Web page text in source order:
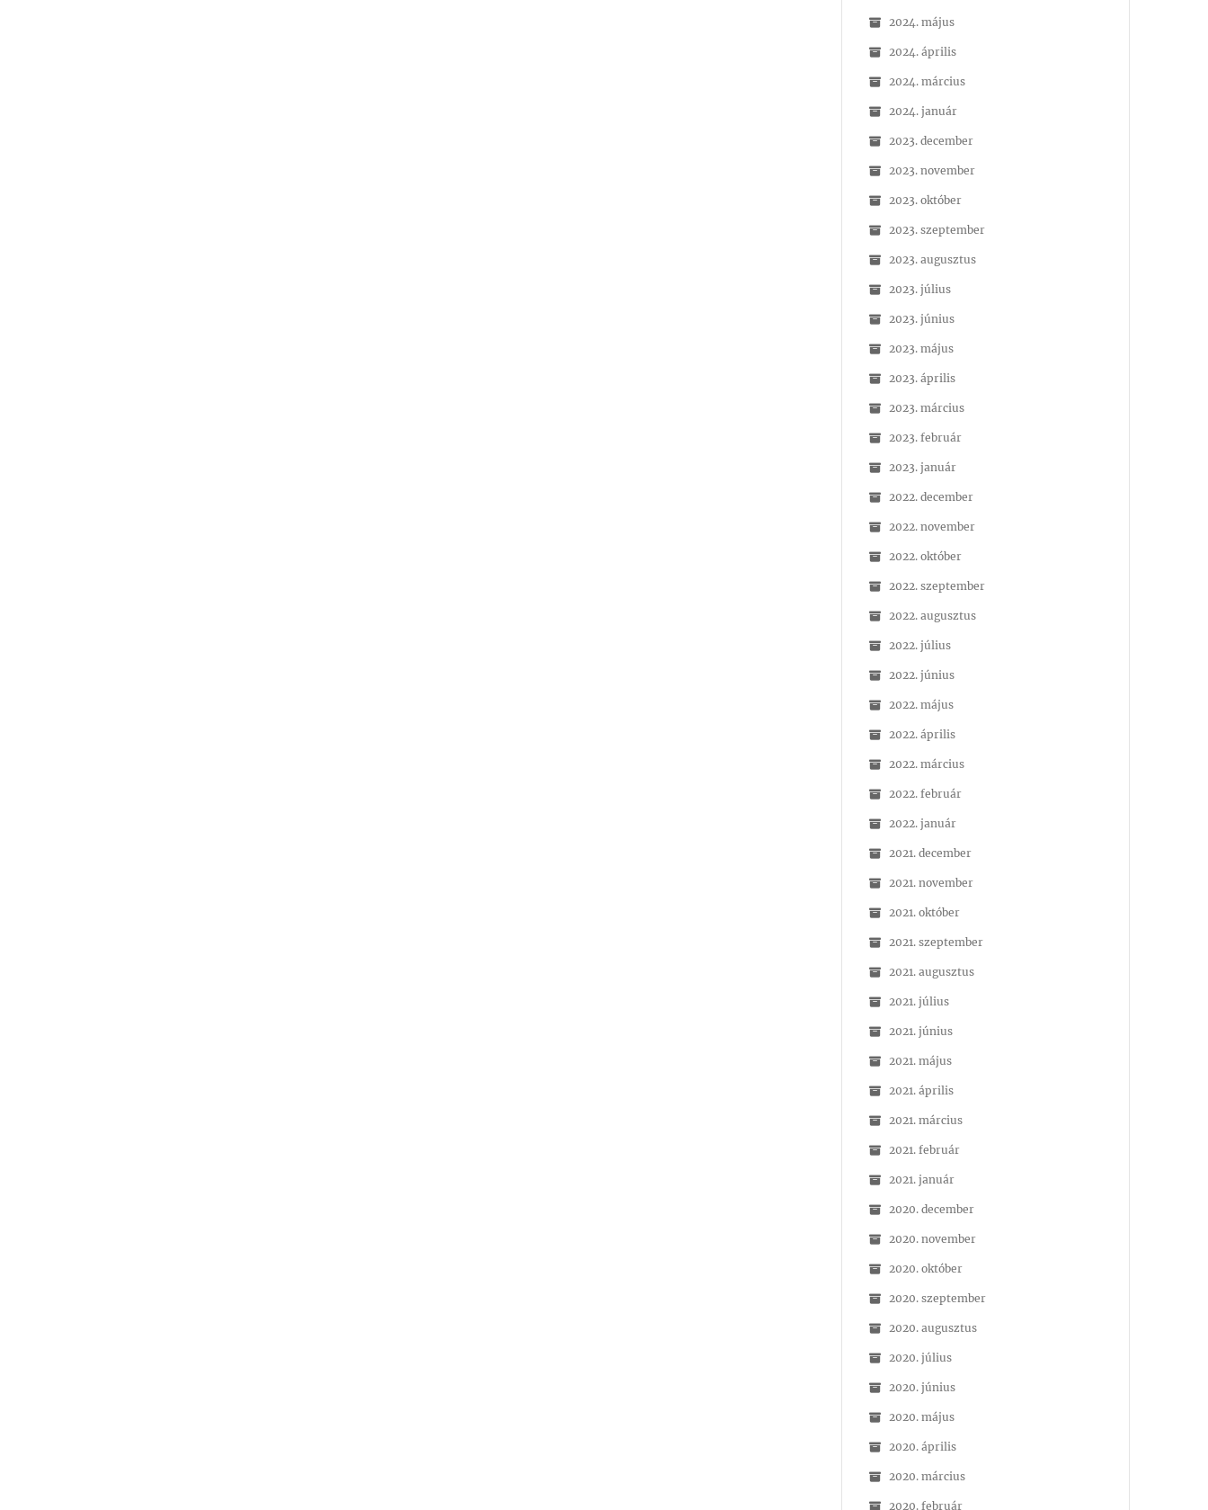
2024. május
2024. április
2024. március
2024. január
2023. december
2023. november
2023. október
2023. szeptember
2023. augusztus
2023. július
2023. június
2023. május
2023. április
2023. március
2023. február
2023. január
2022. december
2022. november
2022. október
2022. szeptember
2022. augusztus
2022. július
2022. június
2022. május
2022. április
2022. március
2022. február
2022. január
2021. december
2021. november
2021. október
2021. szeptember
2021. augusztus
2021. július
2021. június
2021. május
2021. április
2021. március
2021. február
2021. január
2020. december
2020. november
2020. október
2020. szeptember
2020. augusztus
2020. július
2020. június
2020. május
2020. április
2020. március
2020. február